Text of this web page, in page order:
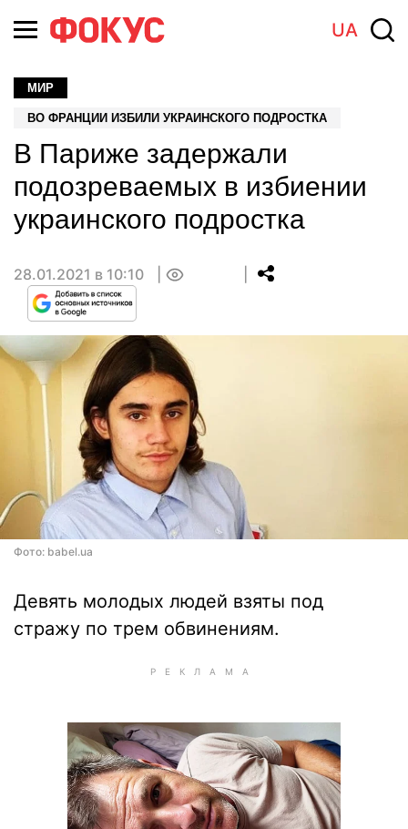
UA
МИР
ВО ФРАНЦИИ ИЗБИЛИ УКРАИНСКОГО ПОДРОСТКА
В Париже задержали
подозреваемых в избиении
украинского подростка
28.01.2021 в 10:10
Фото: babel.ua
Девять молодых людей взяты под
стражу по трем обвинениям.